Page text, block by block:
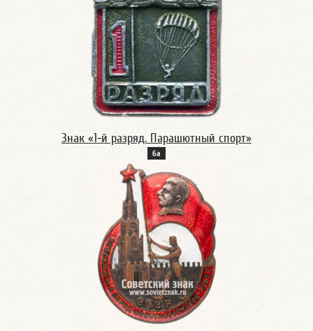
Знак «1-й разряд. Парашютный спорт»
6а